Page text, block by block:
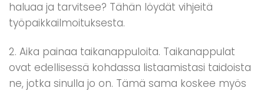
haluaa ja tarvitsee? Tähän löydät vihjeitä
työpaikkailmoituksesta.
2. Aika painaa taikanappuloita. Taikanappulat
ovat edellisessä kohdassa listaamistasi taidoista
ne, jotka sinulla jo on. Tämä sama koskee myös